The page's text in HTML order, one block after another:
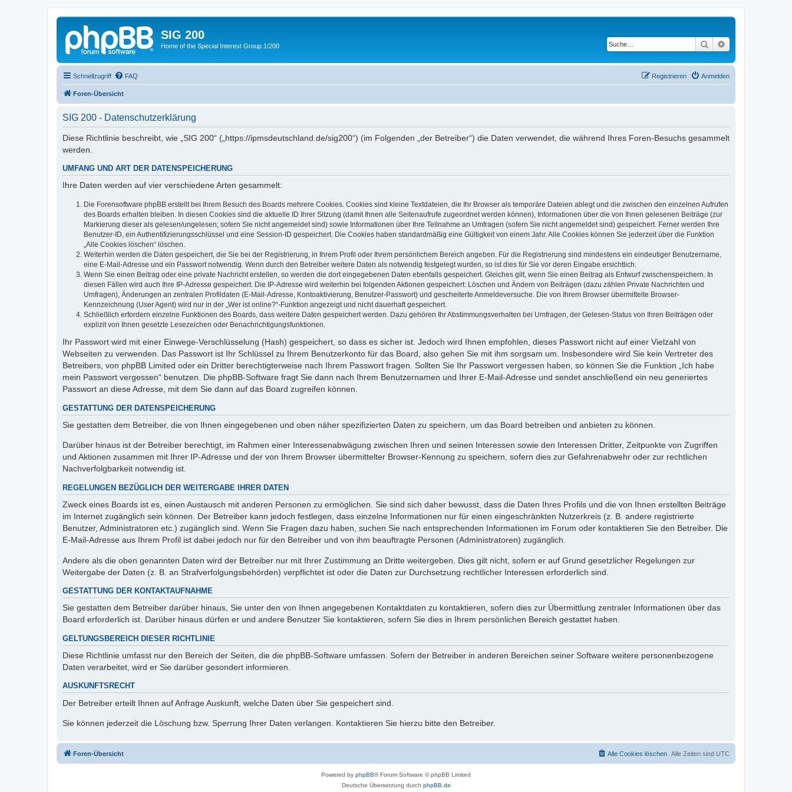
SIG 200
Home of the Special Interest Group 1/200 Suche
Schnellzugriff FAQ Anmelden
Registrieren
Foren-Übersicht
SIG 200 - Datenschutzerklärung
Diese Richtlinie beschreibt, wie „SIG 200“ („https://ipmsdeutschland.de/sig200“) (im Folgenden „der Betreiber“) die Daten verwendet, die während Ihres Foren-Besuchs gesammelt
werden.
UMFANG UND ART DER DATENSPEICHERUNG
Ihre Daten werden auf vier verschiedene Arten gesammelt:
Die Forensoftware phpBB erstellt bei Ihrem Besuch des Boards mehrere Cookies. Cookies sind kleine Textdateien, die Ihr Browser als temporäre Dateien ablegt und die zwischen den einzelnen Aufrufen
des Boards erhalten bleiben. In diesen Cookies sind die aktuelle ID Ihrer Sitzung (damit Ihnen alle Seitenaufrufe zugeordnet werden können), Informationen über die von Ihnen gelesenen Beiträge (zur
Markierung dieser als gelesen/ungelesen; sofern Sie nicht angemeldet sind) sowie Informationen über Ihre Teilnahme an Umfragen (sofern Sie nicht angemeldet sind) gespeichert. Ferner werden Ihre
Benutzer-ID, ein Authentifizierungsschlüssel und eine Session-ID gespeichert. Die Cookies haben standardmäßig eine Gültigkeit von einem Jahr. Alle Cookies können Sie jederzeit über die Funktion
„Alle Cookies löschen“ löschen.
Weiterhin werden die Daten gespeichert, die Sie bei der Registrierung, in Ihrem Profil oder Ihrem persönlichem Bereich angeben. Für die Registrierung sind mindestens ein eindeutiger Benutzername,
eine E-Mail-Adresse und ein Passwort notwendig. Wenn durch den Betreiber weitere Daten als notwendig festgelegt wurden, so ist dies für Sie vor deren Eingabe ersichtlich.
Wenn Sie einen Beitrag oder eine private Nachricht erstellen, so werden die dort eingegebenen Daten ebenfalls gespeichert. Gleiches gilt, wenn Sie einen Beitrag als Entwurf zwischenspeichern. In
diesen Fällen wird auch Ihre IP-Adresse gespeichert. Die IP-Adresse wird weiterhin bei folgenden Aktionen gespeichert: Löschen und Ändern von Beiträgen (dazu zählen Private Nachrichten und
Umfragen), Änderungen an zentralen Profildaten (E-Mail-Adresse, Kontoaktivierung, Benutzer-Passwort) und gescheiterte Anmeldeversuche. Die von Ihrem Browser übermittelte Browser-
Kennzeichnung (User Agent) wird nur in der „Wer ist online?“-Funktion angezeigt und nicht dauerhaft gespeichert.
Schließlich erfordern einzelne Funktionen des Boards, dass weitere Daten gespeichert werden. Dazu gehören Ihr Abstimmungsverhalten bei Umfragen, der Gelesen-Status von Ihren Beiträgen oder
explizit von Ihnen gesetzte Lesezeichen oder Benachrichtigungsfunktionen.
Ihr Passwort wird mit einer Einwege-Verschlüsselung (Hash) gespeichert, so dass es sicher ist. Jedoch wird Ihnen empfohlen, dieses Passwort nicht auf einer Vielzahl von
Webseiten zu verwenden. Das Passwort ist Ihr Schlüssel zu Ihrem Benutzerkonto für das Board, also gehen Sie mit ihm sorgsam um. Insbesondere wird Sie kein Vertreter des
Betreibers, von phpBB Limited oder ein Dritter berechtigterweise nach Ihrem Passwort fragen. Sollten Sie Ihr Passwort vergessen haben, so können Sie die Funktion „Ich habe
mein Passwort vergessen“ benutzen. Die phpBB-Software fragt Sie dann nach Ihrem Benutzernamen und Ihrer E-Mail-Adresse und sendet anschließend ein neu generiertes
Passwort an diese Adresse, mit dem Sie dann auf das Board zugreifen können.
GESTATTUNG DER DATENSPEICHERUNG
Sie gestatten dem Betreiber, die von Ihnen eingegebenen und oben näher spezifizierten Daten zu speichern, um das Board betreiben und anbieten zu können.
Darüber hinaus ist der Betreiber berechtigt, im Rahmen einer Interessenabwägung zwischen Ihren und seinen Interessen sowie den Interessen Dritter, Zeitpunkte von Zugriffen
und Aktionen zusammen mit Ihrer IP-Adresse und der von Ihrem Browser übermittelter Browser-Kennung zu speichern, sofern dies zur Gefahrenabwehr oder zur rechtlichen
Nachverfolgbarkeit notwendig ist.
REGELUNGEN BEZÜGLICH DER WEITERGABE IHRER DATEN
Zweck eines Boards ist es, einen Austausch mit anderen Personen zu ermöglichen. Sie sind sich daher bewusst, dass die Daten Ihres Profils und die von Ihnen erstellten Beiträge
im Internet zugänglich sein können. Der Betreiber kann jedoch festlegen, dass einzelne Informationen nur für einen eingeschränkten Nutzerkreis (z. B. andere registrierte
Benutzer, Administratoren etc.) zugänglich sind. Wenn Sie Fragen dazu haben, suchen Sie nach entsprechenden Informationen im Forum oder kontaktieren Sie den Betreiber. Die
E-Mail-Adresse aus Ihrem Profil ist dabei jedoch nur für den Betreiber und von ihm beauftragte Personen (Administratoren) zugänglich.
Andere als die oben genannten Daten wird der Betreiber nur mit Ihrer Zustimmung an Dritte weitergeben. Dies gilt nicht, sofern er auf Grund gesetzlicher Regelungen zur
Weitergabe der Daten (z. B. an Strafverfolgungsbehörden) verpflichtet ist oder die Daten zur Durchsetzung rechtlicher Interessen erforderlich sind.
GESTATTUNG DER KONTAKTAUFNAHME
Sie gestatten dem Betreiber darüber hinaus, Sie unter den von Ihnen angegebenen Kontaktdaten zu kontaktieren, sofern dies zur Übermittlung zentraler Informationen über das
Board erforderlich ist. Darüber hinaus dürfen er und andere Benutzer Sie kontaktieren, sofern Sie dies in Ihrem persönlichen Bereich gestattet haben.
GELTUNGSBEREICH DIESER RICHTLINIE
Diese Richtlinie umfasst nur den Bereich der Seiten, die die phpBB-Software umfassen. Sofern der Betreiber in anderen Bereichen seiner Software weitere personenbezogene
Daten verarbeitet, wird er Sie darüber gesondert informieren.
AUSKUNFTSRECHT
Der Betreiber erteilt Ihnen auf Anfrage Auskunft, welche Daten über Sie gespeichert sind.
Sie können jederzeit die Löschung bzw. Sperrung Ihrer Daten verlangen. Kontaktieren Sie hierzu bitte den Betreiber.
Foren-Übersicht Alle Zeiten sind UTC
Alle Cookies löschen
Powered by phpBB® Forum Software © phpBB Limited
Deutsche Übersetzung durch phpBB.de